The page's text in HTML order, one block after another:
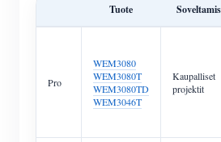
Tuote
Pro
WEM3080
WEM3080T
WEM3080TD
WEM3046T
Kaupalliset
projektit